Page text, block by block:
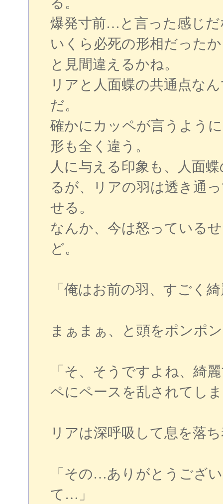
爆発寸前…と言った感じだ
いくら必死の形相だった
と見間違えるかね。
リアと人面蝶の共通点な
だ。
確かにカッペが言うよう
形も全く違う。
人に与える印象も、人面
るが、リアの羽は透き通
せる。
なんか、今は怒っている
ど。
「俺はお前の羽、すごく
まぁまぁ、と頭をポンポ
「そ、そうですよね、
ペにペースを乱されてし
リアは深呼吸して息を落
「その…ありがとうござ
て…」